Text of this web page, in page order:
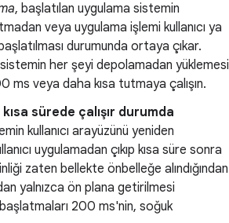
, başlatılan uygulama sistemin
veya uygulama işlemi kullanıcı ya
durumunda ortaya çıkar.
her şeyi depolamadan yüklemesi
ms veya daha kısa tutmaya çalışın.
sürede çalışır durumda
kullanıcı arayüzünü yeniden
uygulamadan çıkıp kısa süre sonra
zaten bellekte önbelleğe alındığından
yalnızca ön plana getirilmesi
başlatmaları 200 ms'nin, soğuk